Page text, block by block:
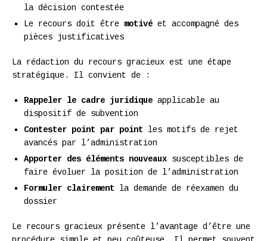
la décision contestée
Le recours doit être motivé et accompagné des
pièces justificatives
La rédaction du recours gracieux est une étape
stratégique. Il convient de :
Rappeler le cadre juridique applicable au
dispositif de subvention
Contester point par point les motifs de rejet
avancés par l’administration
Apporter des éléments nouveaux susceptibles de
faire évoluer la position de l’administration
Formuler clairement la demande de réexamen du
dossier
Le recours gracieux présente l’avantage d’être une